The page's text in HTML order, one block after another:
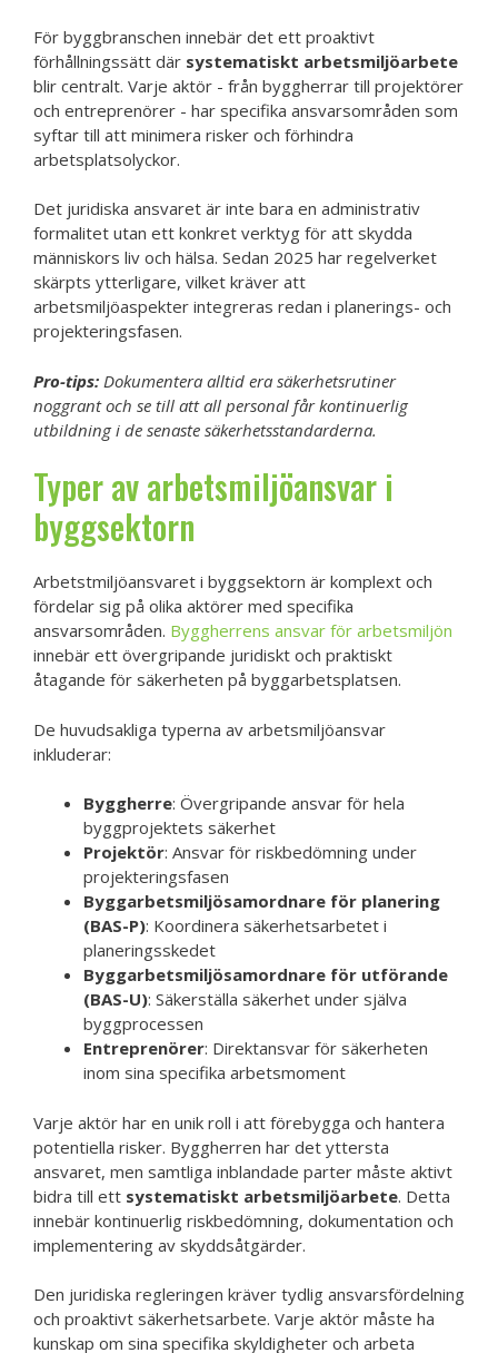
För byggbranschen innebär det ett proaktivt
förhållningssätt där systematiskt arbetsmiljöarbete
blir centralt. Varje aktör - från byggherrar till projektörer
och entreprenörer - har specifika ansvarsområden som
syftar till att minimera risker och förhindra
arbetsplatsolyckor.
Det juridiska ansvaret är inte bara en administrativ
formalitet utan ett konkret verktyg för att skydda
människors liv och hälsa. Sedan 2025 har regelverket
skärpts ytterligare, vilket kräver att
arbetsmiljöaspekter integreras redan i planerings- och
projekteringsfasen.
Pro-tips: Dokumentera alltid era säkerhetsrutiner
noggrant och se till att all personal får kontinuerlig
utbildning i de senaste säkerhetsstandarderna.
Typer av arbetsmiljöansvar i
byggsektorn
Arbetstmiljöansvaret i byggsektorn är komplext och
fördelar sig på olika aktörer med specifika
ansvarsområden. Byggherrens ansvar för arbetsmiljön
innebär ett övergripande juridiskt och praktiskt
åtagande för säkerheten på byggarbetsplatsen.
De huvudsakliga typerna av arbetsmiljöansvar
inkluderar:
Byggherre: Övergripande ansvar för hela
byggprojektets säkerhet
Projektör: Ansvar för riskbedömning under
projekteringsfasen
Byggarbetsmiljösamordnare för planering
(BAS-P): Koordinera säkerhetsarbetet i
planeringsskedet
Byggarbetsmiljösamordnare för utförande
(BAS-U): Säkerställa säkerhet under själva
byggprocessen
Entreprenörer: Direktansvar för säkerheten
inom sina specifika arbetsmoment
Varje aktör har en unik roll i att förebygga och hantera
potentiella risker. Byggherren har det yttersta
ansvaret, men samtliga inblandade parter måste aktivt
bidra till ett systematiskt arbetsmiljöarbete. Detta
innebär kontinuerlig riskbedömning, dokumentation och
implementering av skyddsåtgärder.
Den juridiska regleringen kräver tydlig ansvarsfördelning
och proaktivt säkerhetsarbete. Varje aktör måste ha
kunskap om sina specifika skyldigheter och arbeta